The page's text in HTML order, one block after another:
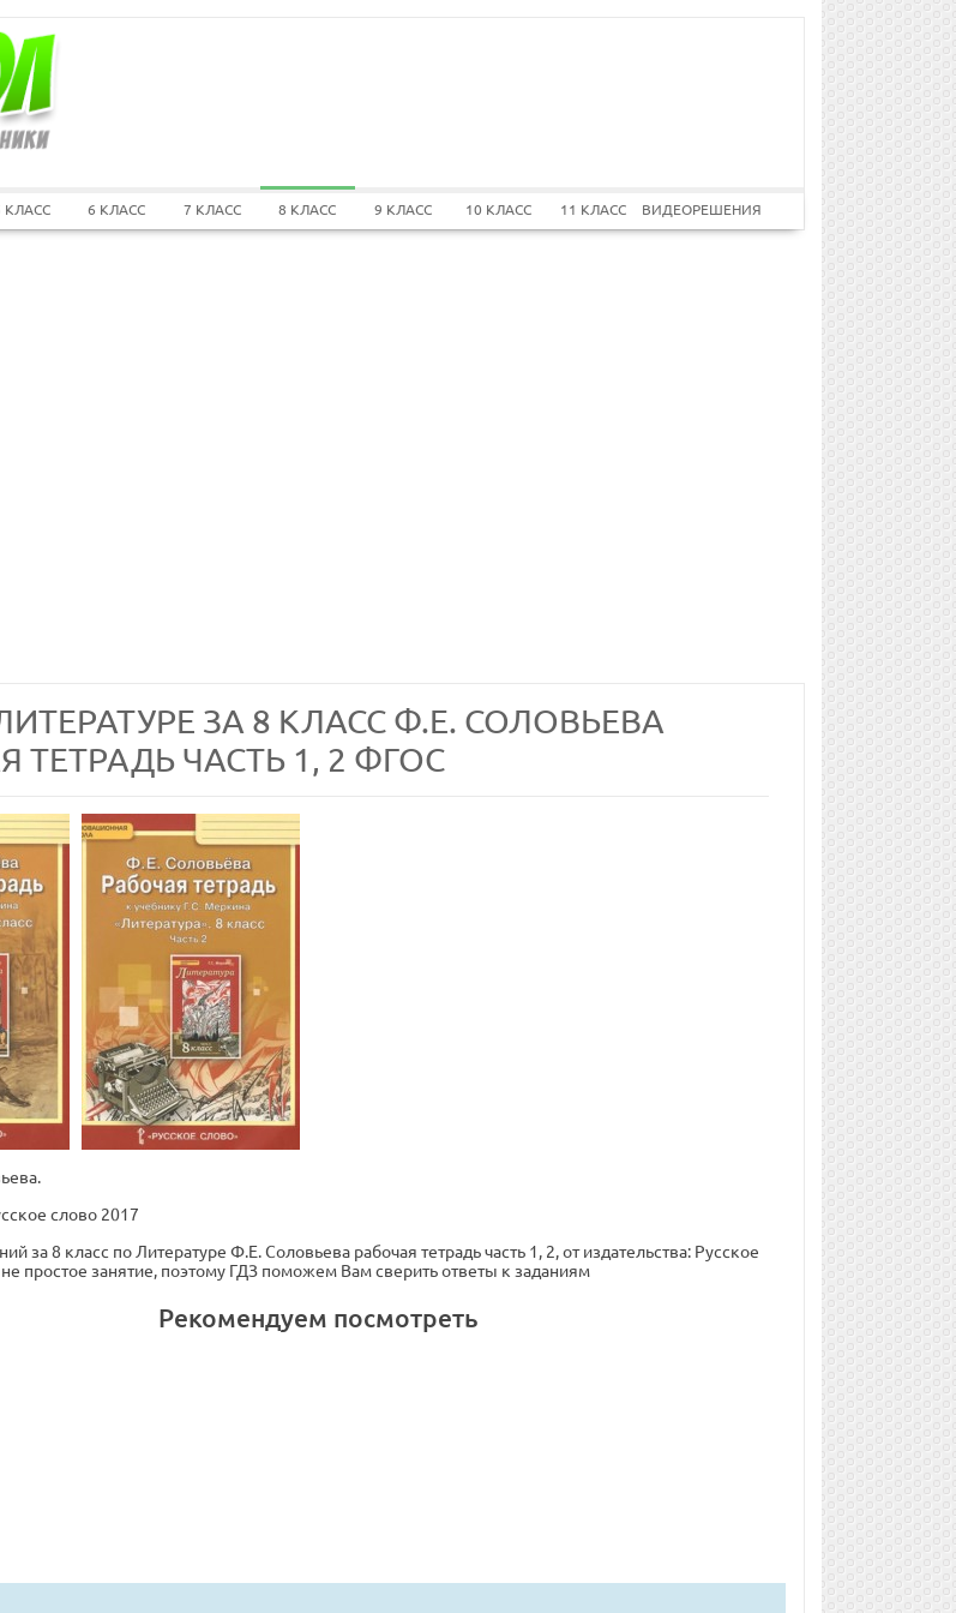
КЛАСС 6 КЛАСС 7 КЛАСС 8 КЛАСС 9 КЛАСС 10 КЛАСС 11 КЛАСС ВИДЕОРЕШЕНИЯ
ЗА 8 КЛАСС Ф.Е. СОЛОВЬЕВА
ТЕТРАДЬ ЧАСТЬ 1, 2 ФГОС
слово 2017
за 8 класс по Литературе Ф.Е. Соловьева рабочая тетрадь часть 1, 2, от издательства: Русское
простое занятие, поэтому ГДЗ поможем Вам сверить ответы к заданиям
Рекомендуем посмотреть